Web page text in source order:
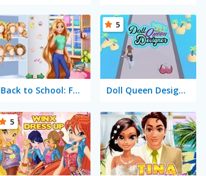
Back to School: Fashionistas Doll Queen Designer
5
5